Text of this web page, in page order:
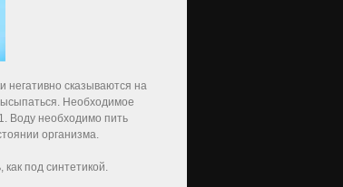
сказываются на
Необходимое
Воду необходимо пить
организма.
под синтетикой.